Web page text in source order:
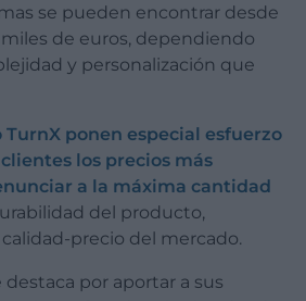
se pueden encontrar desde
de euros, dependiendo
y personalización que
los precios más
a la máxima cantidad
del producto,
precio del mercado.